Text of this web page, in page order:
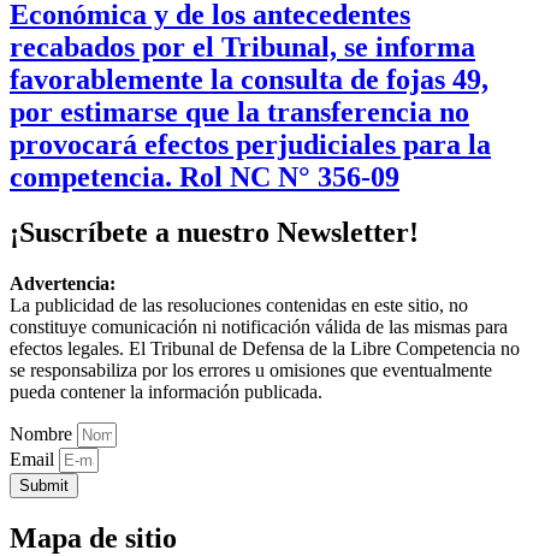
Económica y de los antecedentes
recabados por el Tribunal, se informa
favorablemente la consulta de fojas 49,
por estimarse que la transferencia no
provocará efectos perjudiciales para la
competencia. Rol NC N° 356-09
¡Suscríbete a nuestro Newsletter!
Advertencia:
La publicidad de las resoluciones contenidas en este sitio, no
constituye comunicación ni notificación válida de las mismas para
efectos legales. El Tribunal de Defensa de la Libre Competencia no
se responsabiliza por los errores u omisiones que eventualmente
pueda contener la información publicada.
Nombre
Email
Submit
Mapa de sitio